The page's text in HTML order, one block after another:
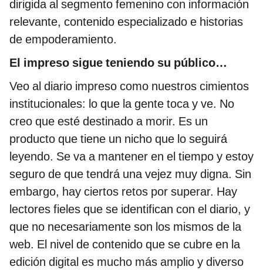
dirigida al segmento femenino con información
relevante, contenido especializado e historias
de empoderamiento.
El impreso sigue teniendo su público…
Veo al diario impreso como nuestros cimientos
institucionales: lo que la gente toca y ve. No
creo que esté destinado a morir. Es un
producto que tiene un nicho que lo seguirá
leyendo. Se va a mantener en el tiempo y estoy
seguro de que tendrá una vejez muy digna. Sin
embargo, hay ciertos retos por superar. Hay
lectores fieles que se identifican con el diario, y
que no necesariamente son los mismos de la
web. El nivel de contenido que se cubre en la
edición digital es mucho más amplio y diverso